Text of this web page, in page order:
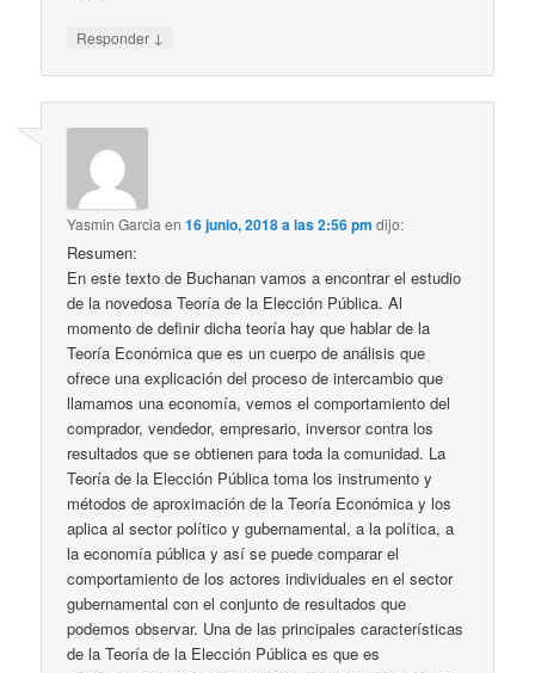
Responder ↓
Yasmin Garcia en16 junio, 2018 a las 2:56 pm dijo:
Resumen:
En este texto de Buchanan vamos a encontrar el estudio
de la novedosa Teoría de la Elección Pública. Al
momento de definir dicha teoría hay que hablar de la
Teoría Económica que es un cuerpo de análisis que
ofrece una explicación del proceso de intercambio que
llamamos una economía, vemos el comportamiento del
comprador, vendedor, empresario, inversor contra los
resultados que se obtienen para toda la comunidad. La
Teoría de la Elección Pública toma los instrumento y
métodos de aproximación de la Teoría Económica y los
aplica al sector político y gubernamental, a la política, a
la economía pública y así se puede comparar el
comportamiento de los actores individuales en el sector
gubernamental con el conjunto de resultados que
podemos observar. Una de las principales características
de la Teoría de la Elección Pública es que es